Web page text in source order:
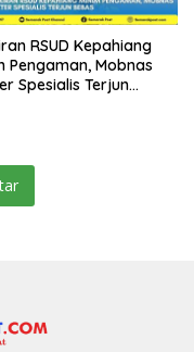
RSUD Kepahiang
Pengaman, Mobnas
Spesialis Terjun